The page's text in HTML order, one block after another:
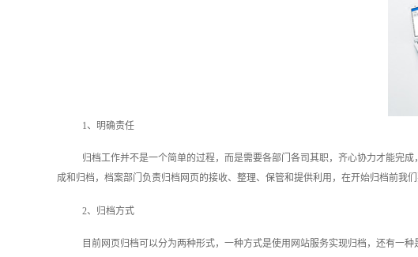
1、明确责任
归档工作并不是一个简单的过程，而是需要各部门各司其职，齐心协力才能完
成和归档，档案部门负责归档网页的接收、整理、保管和提供利用，在开始归档前我
2、归档方式
目前网页归档可以分为两种形式，一种方式是使用网站服务实现归档，还有一